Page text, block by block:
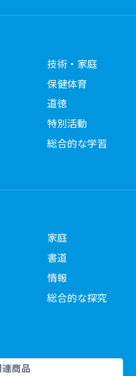
技術・家庭
保健体育
道徳
特別活動
総合的な学習
家庭
書道
情報
総合的な探究
商品